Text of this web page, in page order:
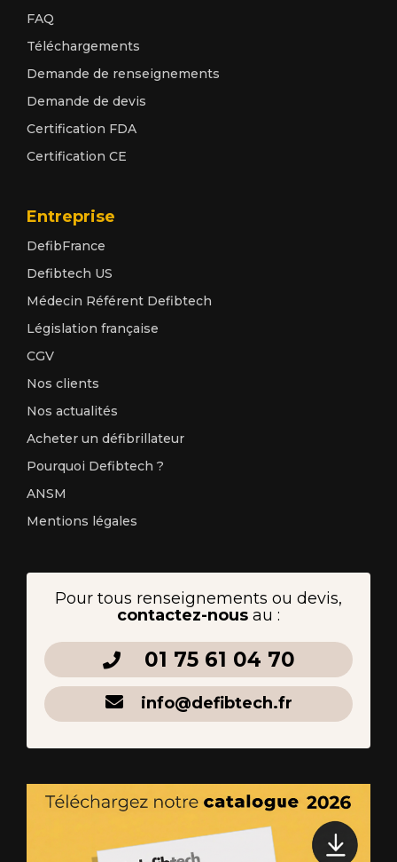
FAQ
Téléchargements
Demande de renseignements
Demande de devis
Certification FDA
Certification CE
Entreprise
DefibFrance
Defibtech US
Médecin Référent Defibtech
Législation française
CGV
Nos clients
Nos actualités
Acheter un défibrillateur
Pourquoi Defibtech ?
ANSM
Mentions légales
Pour tous renseignements ou devis,
contactez-nous au :
01 75 61 04 70
info@defibtech.fr